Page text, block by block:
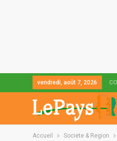
vendredi, août 7, 2026
Accueil Societe & Region